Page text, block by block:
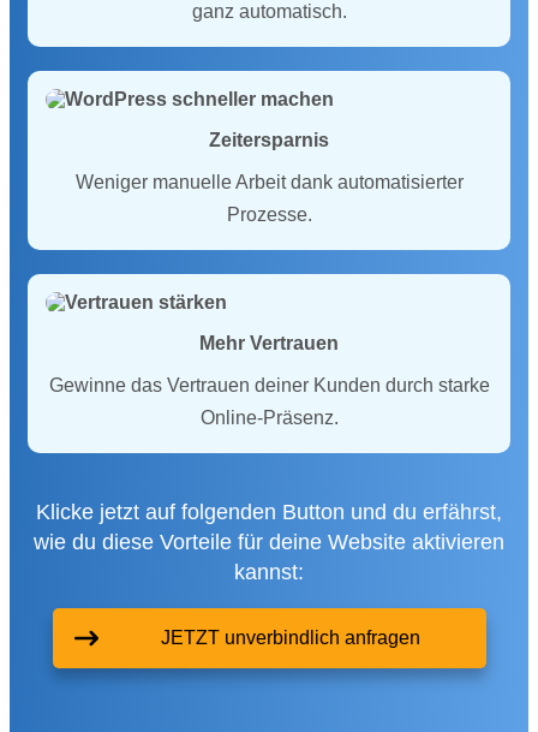
ganz automatisch.
Zeitersparnis
Weniger manuelle Arbeit dank automatisierter
Prozesse.
Mehr Vertrauen
Gewinne das Vertrauen deiner Kunden durch starke
Online-Präsenz.
Klicke jetzt auf folgenden Button und du erfährst,
wie du diese Vorteile für deine Website aktivieren
kannst:
JETZT unverbindlich anfragen